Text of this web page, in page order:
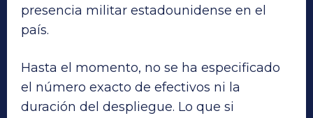
presencia militar estadounidense en el
país.
Hasta el momento, no se ha especificado
el número exacto de efectivos ni la
duración del despliegue. Lo que si